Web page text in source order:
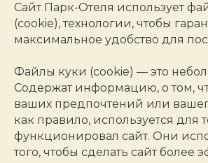
Сайт Парк-Отеля использует
(cookie), технологии, чтобы
максимальное удобство для
Файлы куки (cookie) — это
Содержат информацию, о том,
ваших предпочтений или
как правило, используется для
функционировал сайт. Они
того, чтобы сделать сайт более